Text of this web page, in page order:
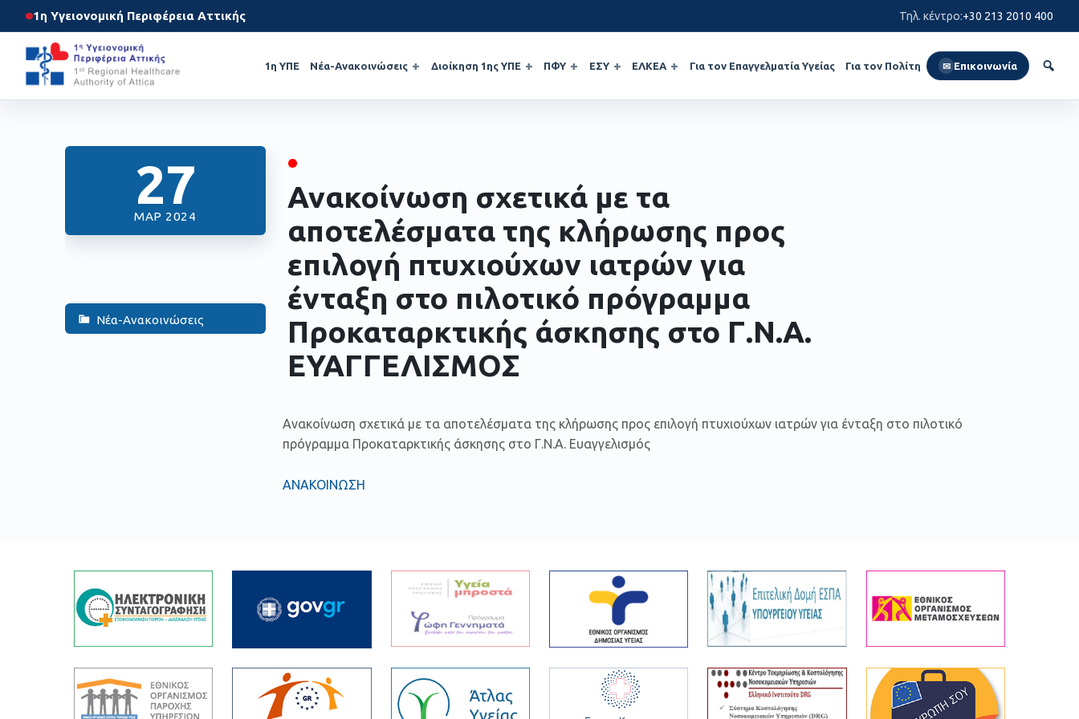
1η Υγειονομική Περιφέρεια Αττικής Τηλ. κέντρο:+30 213 2010 400
1η ΥΠΕ Νέα-Ανακοινώσεις Διοίκηση 1ης ΥΠΕ ΠΦΥ ΕΣΥ ΕΛΚΕΑ Για τον Επαγγελματία Υγείας Για τον Πολίτη ✉ Επικοινωνία
27
ΜΑΡ 2024
Νέα-Ανακοινώσεις
•
Ανακοίνωση σχετικά με τα
αποτελέσματα της κλήρωσης προς
επιλογή πτυχιούχων ιατρών για
ένταξη στο πιλοτικό πρόγραμμα
Προκαταρκτικής άσκησης στο Γ.Ν.Α.
ΕΥΑΓΓΕΛΙΣΜΟΣ
Ανακοίνωση σχετικά με τα αποτελέσματα της κλήρωσης προς επιλογή πτυχιούχων ιατρών για ένταξη στο πιλοτικό
πρόγραμμα Προκαταρκτικής άσκησης στο Γ.Ν.Α. Ευαγγελισμός
ΑΝΑΚΟΙΝΩΣΗ